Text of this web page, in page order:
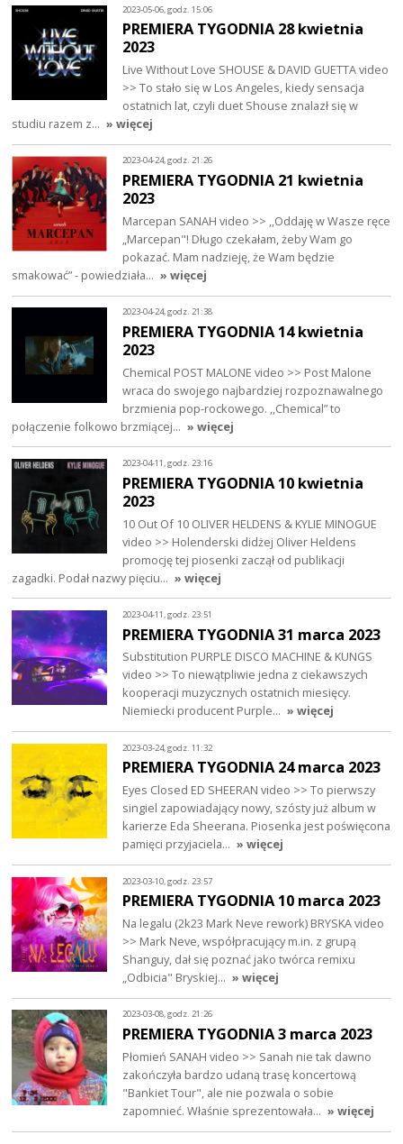
2023-05-06, godz. 15:06
PREMIERA TYGODNIA 28 kwietnia
2023
Live Without Love SHOUSE & DAVID GUETTA video
>> To stało się w Los Angeles, kiedy sensacja
ostatnich lat, czyli duet Shouse znalazł się w
studiu razem z… » więcej
2023-04-24, godz. 21:26
PREMIERA TYGODNIA 21 kwietnia
2023
Marcepan SANAH video >> ,,Oddaję w Wasze ręce
„Marcepan"! Długo czekałam, żeby Wam go
pokazać. Mam nadzieję, że Wam będzie
smakować” - powiedziała… » więcej
2023-04-24, godz. 21:38
PREMIERA TYGODNIA 14 kwietnia
2023
Chemical POST MALONE video >> Post Malone
wraca do swojego najbardziej rozpoznawalnego
brzmienia pop-rockowego. ,,Chemical” to
połączenie folkowo brzmiącej… » więcej
2023-04-11, godz. 23:16
PREMIERA TYGODNIA 10 kwietnia
2023
10 Out Of 10 OLIVER HELDENS & KYLIE MINOGUE
video >> Holenderski didżej Oliver Heldens
promocję tej piosenki zaczął od publikacji
zagadki. Podał nazwy pięciu… » więcej
2023-04-11, godz. 23:51
PREMIERA TYGODNIA 31 marca 2023
Substitution PURPLE DISCO MACHINE & KUNGS
video >> To niewątpliwie jedna z ciekawszych
kooperacji muzycznych ostatnich miesięcy.
Niemiecki producent Purple… » więcej
2023-03-24, godz. 11:32
PREMIERA TYGODNIA 24 marca 2023
Eyes Closed ED SHEERAN video >> To pierwszy
singiel zapowiadający nowy, szósty już album w
karierze Eda Sheerana. Piosenka jest poświęcona
pamięci przyjaciela… » więcej
2023-03-10, godz. 23:57
PREMIERA TYGODNIA 10 marca 2023
Na legalu (2k23 Mark Neve rework) BRYSKA video
>> Mark Neve, współpracujący m.in. z grupą
Shanguy, dał się poznać jako twórca remixu
„Odbicia" Bryskiej… » więcej
2023-03-08, godz. 21:26
PREMIERA TYGODNIA 3 marca 2023
Płomień SANAH video >> Sanah nie tak dawno
zakończyła bardzo udaną trasę koncertową
"Bankiet Tour", ale nie pozwala o sobie
zapomnieć. Właśnie sprezentowała… » więcej